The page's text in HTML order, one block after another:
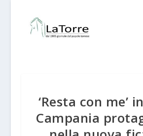
‘Resta con me’
Campania